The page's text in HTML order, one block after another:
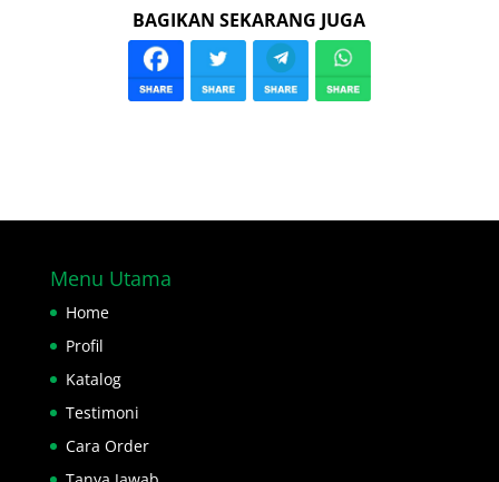
BAGIKAN SEKARANG JUGA
Menu Utama
Home
Profil
Katalog
Testimoni
Cara Order